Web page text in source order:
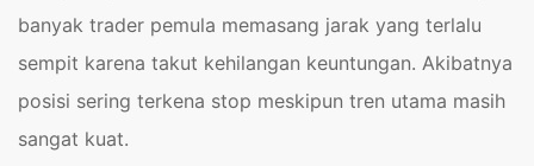
banyak trader pemula memasang jarak yang terlalu
sempit karena takut kehilangan keuntungan. Akibatnya
posisi sering terkena stop meskipun tren utama masih
sangat kuat.